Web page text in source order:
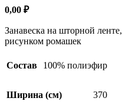
0,00 ₽
Занавеска на шторной
рисунком ромашек
Состав 100% полиэфир
Ширина (см) 370